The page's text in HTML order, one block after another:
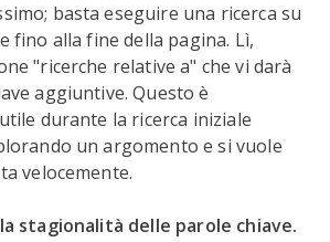
basta eseguire una ricerca su
fino alla fine della pagina. Lì,
"ricerche relative a" che vi darà
aggiuntive. Questo è
durante la ricerca iniziale
un argomento e si vuole
velocemente.
stagionalità delle parole chiave.